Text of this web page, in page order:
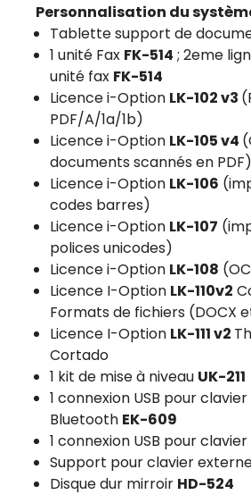
Personnalisation du
Tablette support de
1 unité Fax FK-514 ; 2eme
unité fax FK-514
Licence i-Option LK-102 v3
PDF/A/1a/1b)
Licence i-Option LK-105 v4
documents scannés en PDF)
Licence i-Option LK-106
codes barres)
Licence i-Option LK-107
polices unicodes)
Licence i-Option LK-108
Licence I-Option LK-110v2
Formats de fichiers (DOCX
Licence I-Option LK-111 v2
Cortado
1 kit de mise à niveau UK-211
1 connexion USB pour
Bluetooth EK-609
1 connexion USB pour
Support pour clavier externe
Disque dur mirroir HD-524